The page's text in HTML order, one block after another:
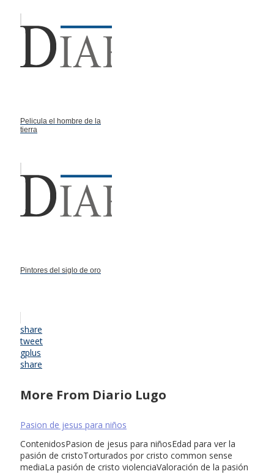
Pelicula el hombre de la
tierra
Pintores del siglo de oro
share
tweet
gplus
share
More From Diario Lugo
Pasion de jesus para niños
ContenidosPasion de jesus para niñosEdad para ver la
pasión de cristoTorturados por cristo common sense
mediaLa pasión de cristo violenciaValoración de la pasión